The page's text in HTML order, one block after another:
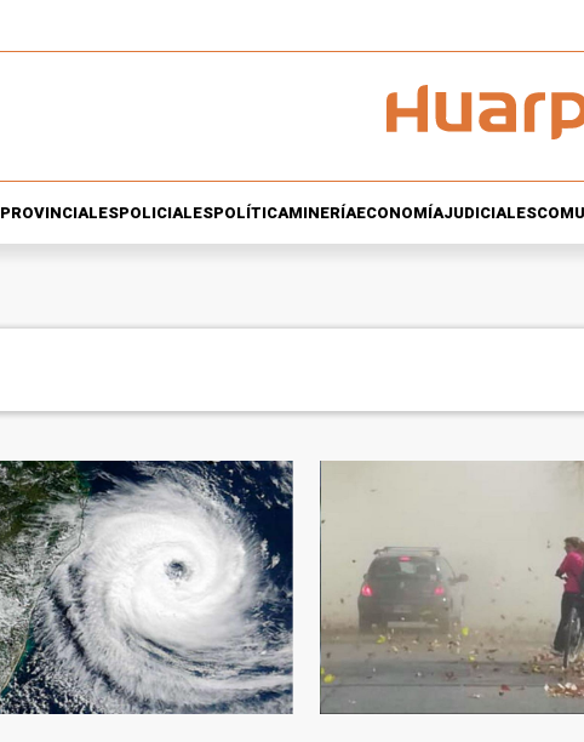
PROVINCIALESPOLICIALESPOLÍTICAMINERÍAECONOMÍAJUDICIALES